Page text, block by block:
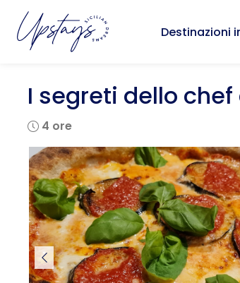
Destinazioni
I segreti dello
4 ore